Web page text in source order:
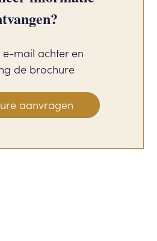
mail achter en
de brochure
aanvragen